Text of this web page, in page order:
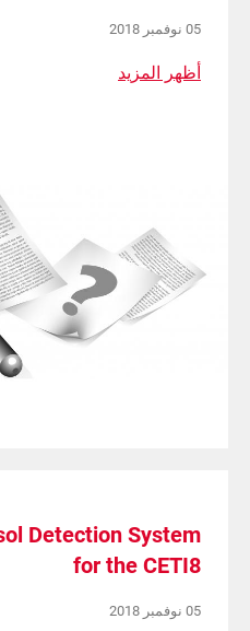
05 نوفمبر 2018
أظهر المزيد
Detection System
for the CETI8
05 نوفمبر 2018